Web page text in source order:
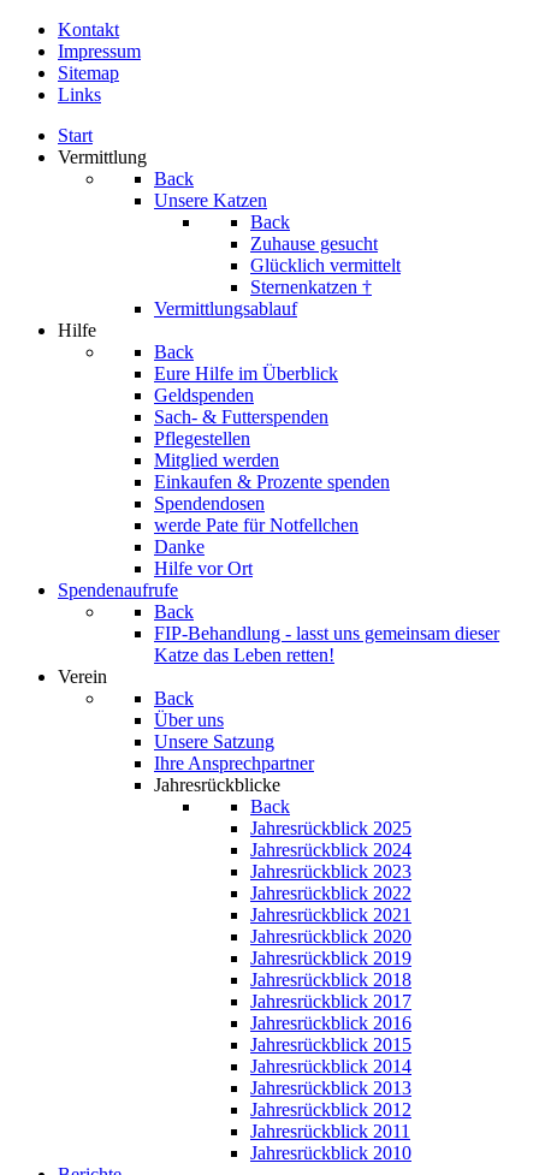
Kontakt
Impressum
Sitemap
Links
Start
Vermittlung
Back
Unsere Katzen
Back
Zuhause gesucht
Glücklich vermittelt
Sternenkatzen †
Vermittlungsablauf
Hilfe
Back
Eure Hilfe im Überblick
Geldspenden
Sach- & Futterspenden
Pflegestellen
Mitglied werden
Einkaufen & Prozente spenden
Spendendosen
werde Pate für Notfellchen
Danke
Hilfe vor Ort
Spendenaufrufe
Back
FIP-Behandlung - lasst uns gemeinsam dieser
Katze das Leben retten!
Verein
Back
Über uns
Unsere Satzung
Ihre Ansprechpartner
Jahresrückblicke
Back
Jahresrückblick 2025
Jahresrückblick 2024
Jahresrückblick 2023
Jahresrückblick 2022
Jahresrückblick 2021
Jahresrückblick 2020
Jahresrückblick 2019
Jahresrückblick 2018
Jahresrückblick 2017
Jahresrückblick 2016
Jahresrückblick 2015
Jahresrückblick 2014
Jahresrückblick 2013
Jahresrückblick 2012
Jahresrückblick 2011
Jahresrückblick 2010